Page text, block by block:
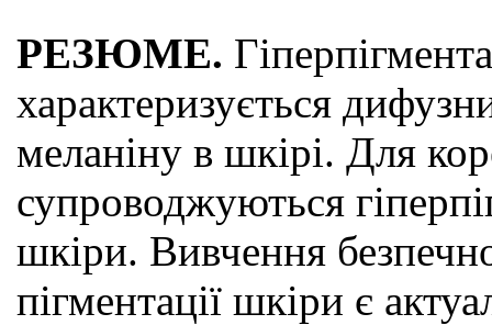
РЕЗЮМЕ.
характеризується
меланіну в шкірі. Для
супроводжуються
шкіри. Вивчення
пігментації шкіри є